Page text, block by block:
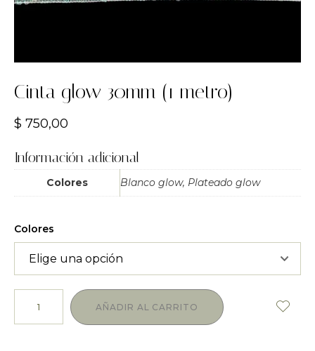
Cinta glow 30mm (1 metro)
$ 750,00
Información adicional
Colores Blanco glow, Plateado glow
Colores
AÑADIR AL CARRITO